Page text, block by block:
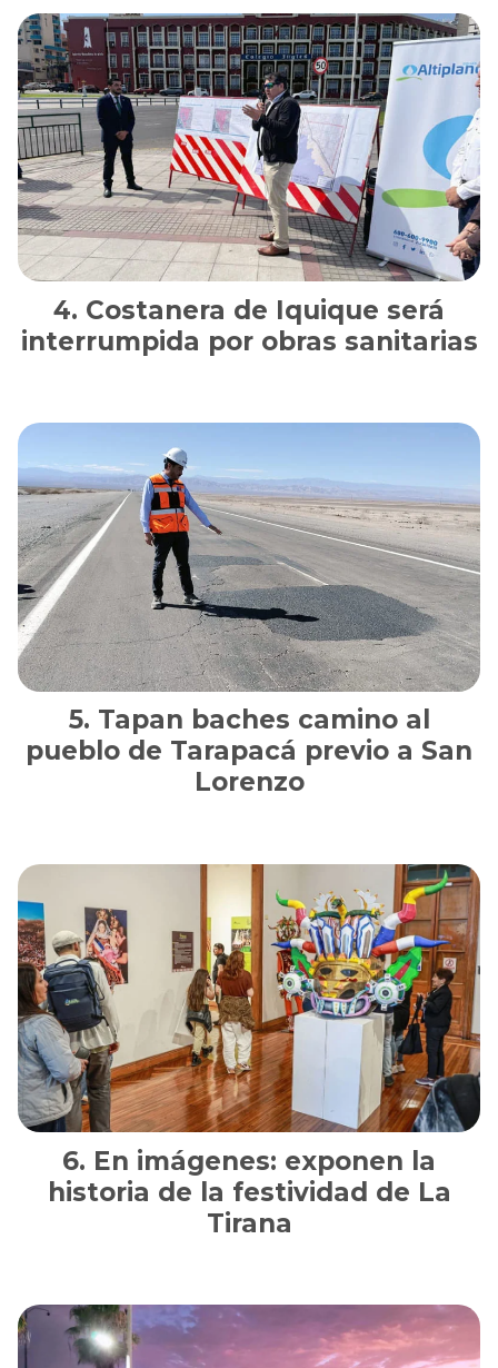
Costanera de Iquique será
interrumpida por obras sanitarias
Tapan baches camino al
pueblo de Tarapacá previo a San
Lorenzo
En imágenes: exponen la
historia de la festividad de La
Tirana